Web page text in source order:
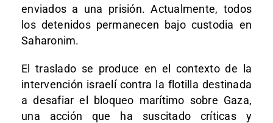
enviados a una prisión. Actualmente, todos
los detenidos permanecen bajo custodia en
Saharonim.
El traslado se produce en el contexto de la
intervención israelí contra la flotilla destinada
a desafiar el bloqueo marítimo sobre Gaza,
una acción que ha suscitado críticas y